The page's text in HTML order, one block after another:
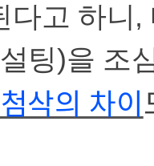
다고 하니
설팅)을 조
삭의 차이